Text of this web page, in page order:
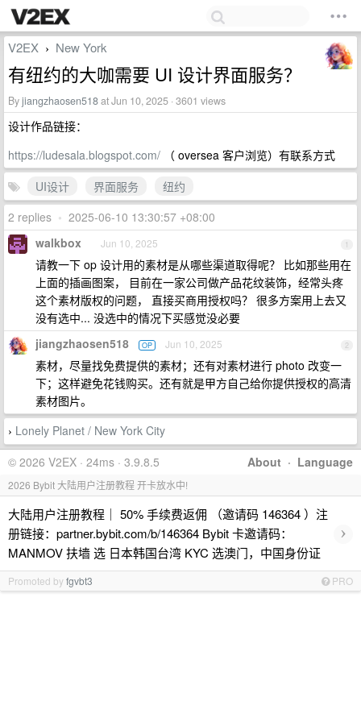
V2EX › New York
有纽约的大咖需要 UI 设计界面服务？
Byjiangzhaosen518at Jun 10, 2025 · 3601 views
设计作品链接：
https://ludesala.blogspot.com/ （ oversea 客户浏览）有联系方式
UI设计
界面服务
纽约
2 replies • 2025-06-10 13:30:57 +08:00
1
walkbox Jun 10, 2025
请教一下 op 设计用的素材是从哪些渠道取得呢？ 比如那些用在
上面的插画图案， 目前在一家公司做产品花纹装饰，经常头疼
这个素材版权的问题， 直接买商用授权吗？ 很多方案用上去又
没有选中... 没选中的情况下买感觉没必要
2
jiangzhaosen518 OP Jun 10, 2025
素材，尽量找免费提供的素材；还有对素材进行 photo 改变一
下；这样避免花钱购买。还有就是甲方自己给你提供授权的高清
素材图片。
› Lonely Planet / New York City
About · Language
© 2026 V2EX · 24ms · 3.9.8.5
2026 Bybit 大陆用户注册教程 开卡放水中!
大陆用户注册教程｜ 50% 手续费返佣 （邀请码 146364 ）注
册链接：partner.bybit.com/b/146364 Bybit 卡邀请码：
MANMOV 扶墙 选 日本韩国台湾 KYC 选澳门，中国身份证
›
Promoted byfgvbt3 PRO